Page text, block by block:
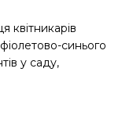
синього
у саду,